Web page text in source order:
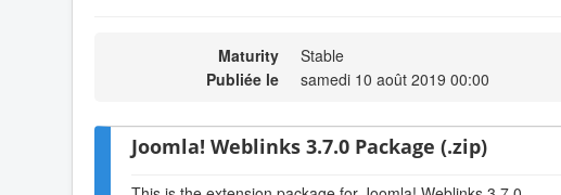
Maturity
Stable
Publiée le
samedi 10 août 2019 00:00
Joomla! Weblinks 3.7.0 Package (.zip)